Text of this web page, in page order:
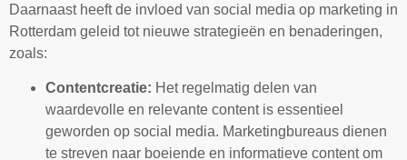
Daarnaast heeft de invloed van social media op marketing in
Rotterdam geleid tot nieuwe strategieën en benaderingen,
zoals:
Contentcreatie: Het regelmatig delen van
waardevolle en relevante content is essentieel
geworden op social media. Marketingbureaus dienen
te streven naar boeiende en informatieve content om